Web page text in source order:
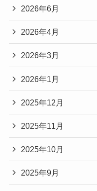
2026年6月
2026年4月
2026年3月
2026年1月
2025年12月
2025年11月
2025年10月
2025年9月